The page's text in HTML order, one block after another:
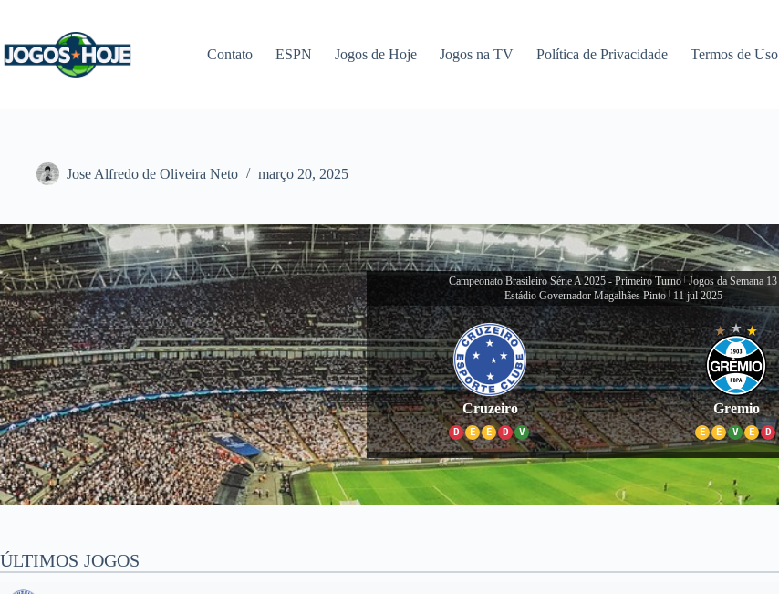
conteúdo
Contato ESPN Jogos de Hoje Jogos na TV Política de Privacidade Termos de Uso
Jose Alfredo de Oliveira Neto março 20, 2025
Campeonato Brasileiro Série A 2025 - Primeiro Turno Jogos da Semana 13
Estádio Governador Magalhães Pinto
11 jul 2025
Cruzeiro
D E E D V
Gremio
E E V E D
ÚLTIMOS JOGOS